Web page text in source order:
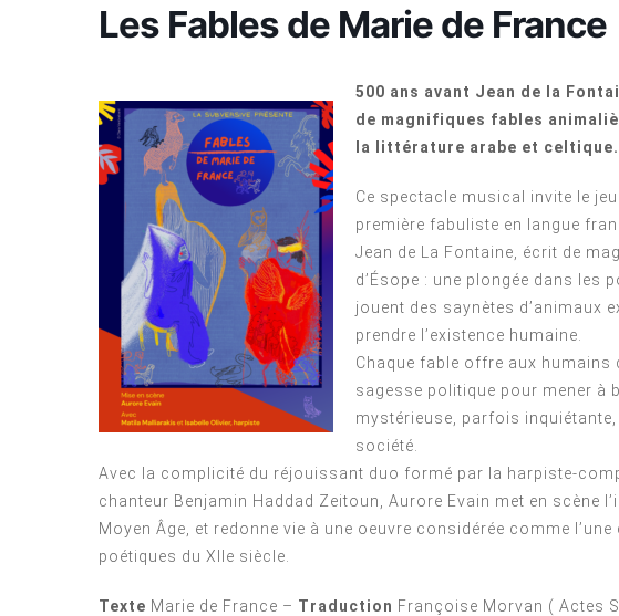
Les Fables de Marie de France
500 ans avant Jean de la
de magnifiques fables
la littérature arabe et celtique.
Ce spectacle musical invite le
première fabuliste en langue
Jean de La Fontaine, écrit de
d’Ésope : une plongée dans les
jouent des saynètes d’animaux
prendre l’existence humaine.
Chaque fable offre aux humains
sagesse politique pour mener à
mystérieuse, parfois
société.
Avec la complicité du réjouissant duo formé par la harpiste-
chanteur Benjamin Haddad Zeitoun, Aurore Evain met en scène
Moyen Âge, et redonne vie à une oeuvre considérée comme
poétiques du XIIe siècle.
Texte Marie de France – Traduction Françoise Morvan ( Actes